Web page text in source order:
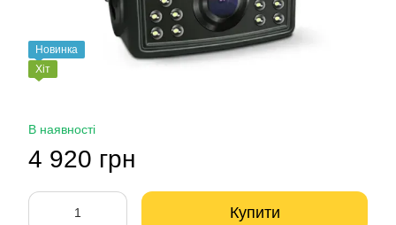
Новинка
Хіт
В наявності
4 920 грн
Купити